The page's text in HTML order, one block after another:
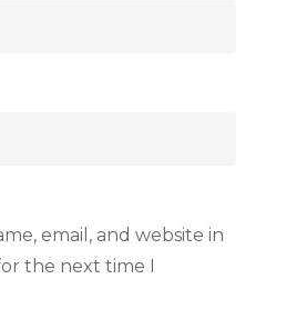
email, and website in
the next time I